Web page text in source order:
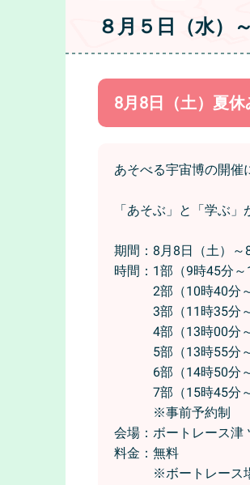
８月５日（水）
8月8日（土）夏
あそべる宇宙博の開催
「あそぶ」と「学ぶ
期間：8月8日（土）～
時間：1部（9時45分
2部（10時40分～
3部（11時35分～
4部（13時00分～
5部（13時55分～
6部（14時50分～
7部（15時45分～
※事前予約制
会場：ボートレース津
料金：無料
※ボートレース場